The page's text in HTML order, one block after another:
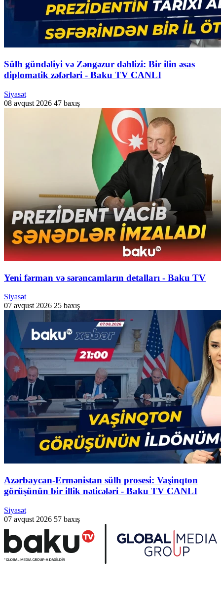
Sülh gündəliyi və Zəngəzur dəhlizi: Bir ilin əsas
diplomatik zəfərləri - Baku TV CANLI
Siyasət
08 avqust 2026 47 baxış
Yeni fərman və sərəncamların detalları - Baku TV
Siyasət
07 avqust 2026 25 baxış
Azərbaycan-Ermənistan sülh prosesi: Vaşinqton
görüşünün bir illik nəticələri - Baku TV CANLI
Siyasət
07 avqust 2026 57 baxış